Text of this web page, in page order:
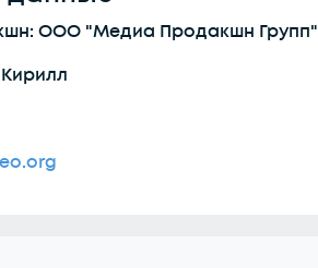
ООО "Медиа Продакшн Групп"